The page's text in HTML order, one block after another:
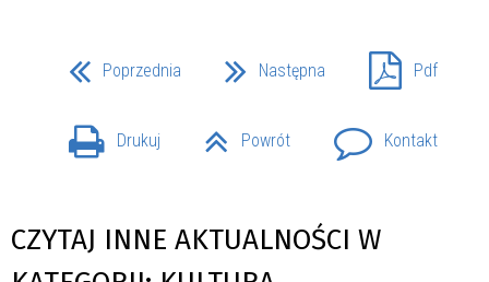
Poprzednia Następna Pdf
Drukuj Powrót Kontakt
CZYTAJ INNE AKTUALNOŚCI W